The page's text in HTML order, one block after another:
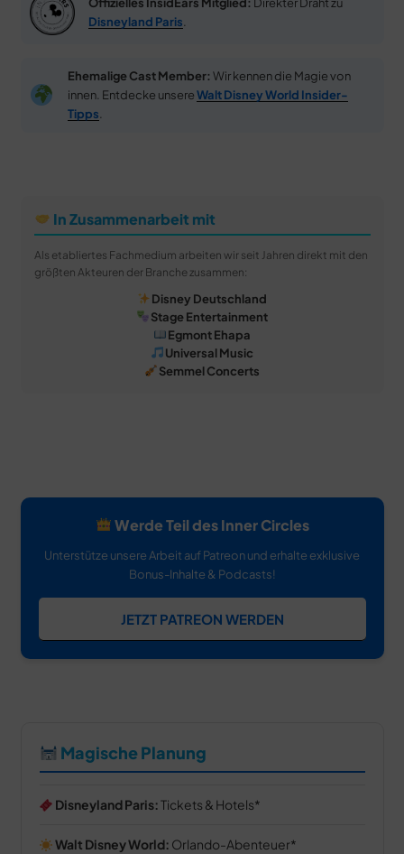
Disneyland Paris
Ehemalige Cast Member: Wir kennen die Magie von
innen. Entdecke unsereWalt Disney World Insider-
Tipps
In Zusammenarbeit mit
Als etabliertes Fachmedium arbeiten wir seit Jahren direkt mit den
größten Akteuren der Branche zusammen:
Disney Deutschland
Stage Entertainment
Egmont Ehapa
Universal Music
Semmel Concerts
Werde Teil des Inner Circles
Unterstütze unsere Arbeit auf Patreon und erhalte exklusive
Bonus-Inhalte & Podcasts!
JETZT PATREON WERDEN
Magische Planung
Disneyland Paris:Tickets & Hotels
Walt Disney World: Orlando-Abenteuer